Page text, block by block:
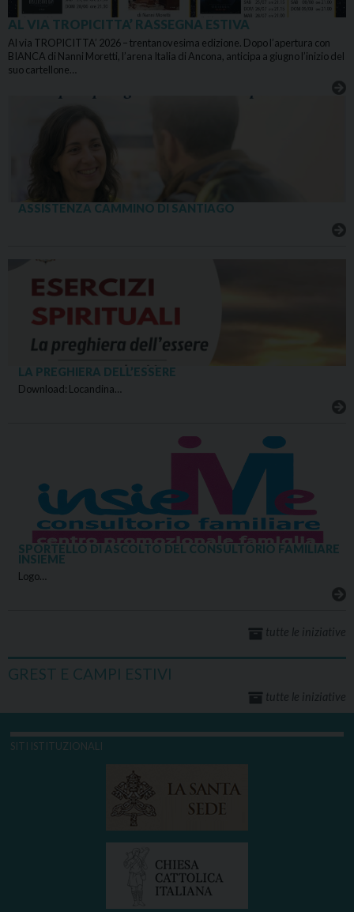
AL VIA TROPICITTA’ RASSEGNA ESTIVA
Al via TROPICITTA’ 2026 – trentanovesima edizione. Dopo l’apertura con
BIANCA di Nanni Moretti, l’arena Italia di Ancona, anticipa a giugno l’inizio del
suo cartellone…
ASSISTENZA CAMMINO DI SANTIAGO
LA PREGHIERA DELL’ESSERE
Download: Locandina…
SPORTELLO DI ASCOLTO DEL CONSULTORIO FAMILIARE
INSIEME
Logo…
tutte le iniziative
GREST E CAMPI ESTIVI
tutte le iniziative
SITI ISTITUZIONALI